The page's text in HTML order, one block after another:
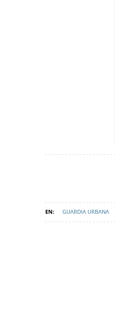
GUARDIA URBANA